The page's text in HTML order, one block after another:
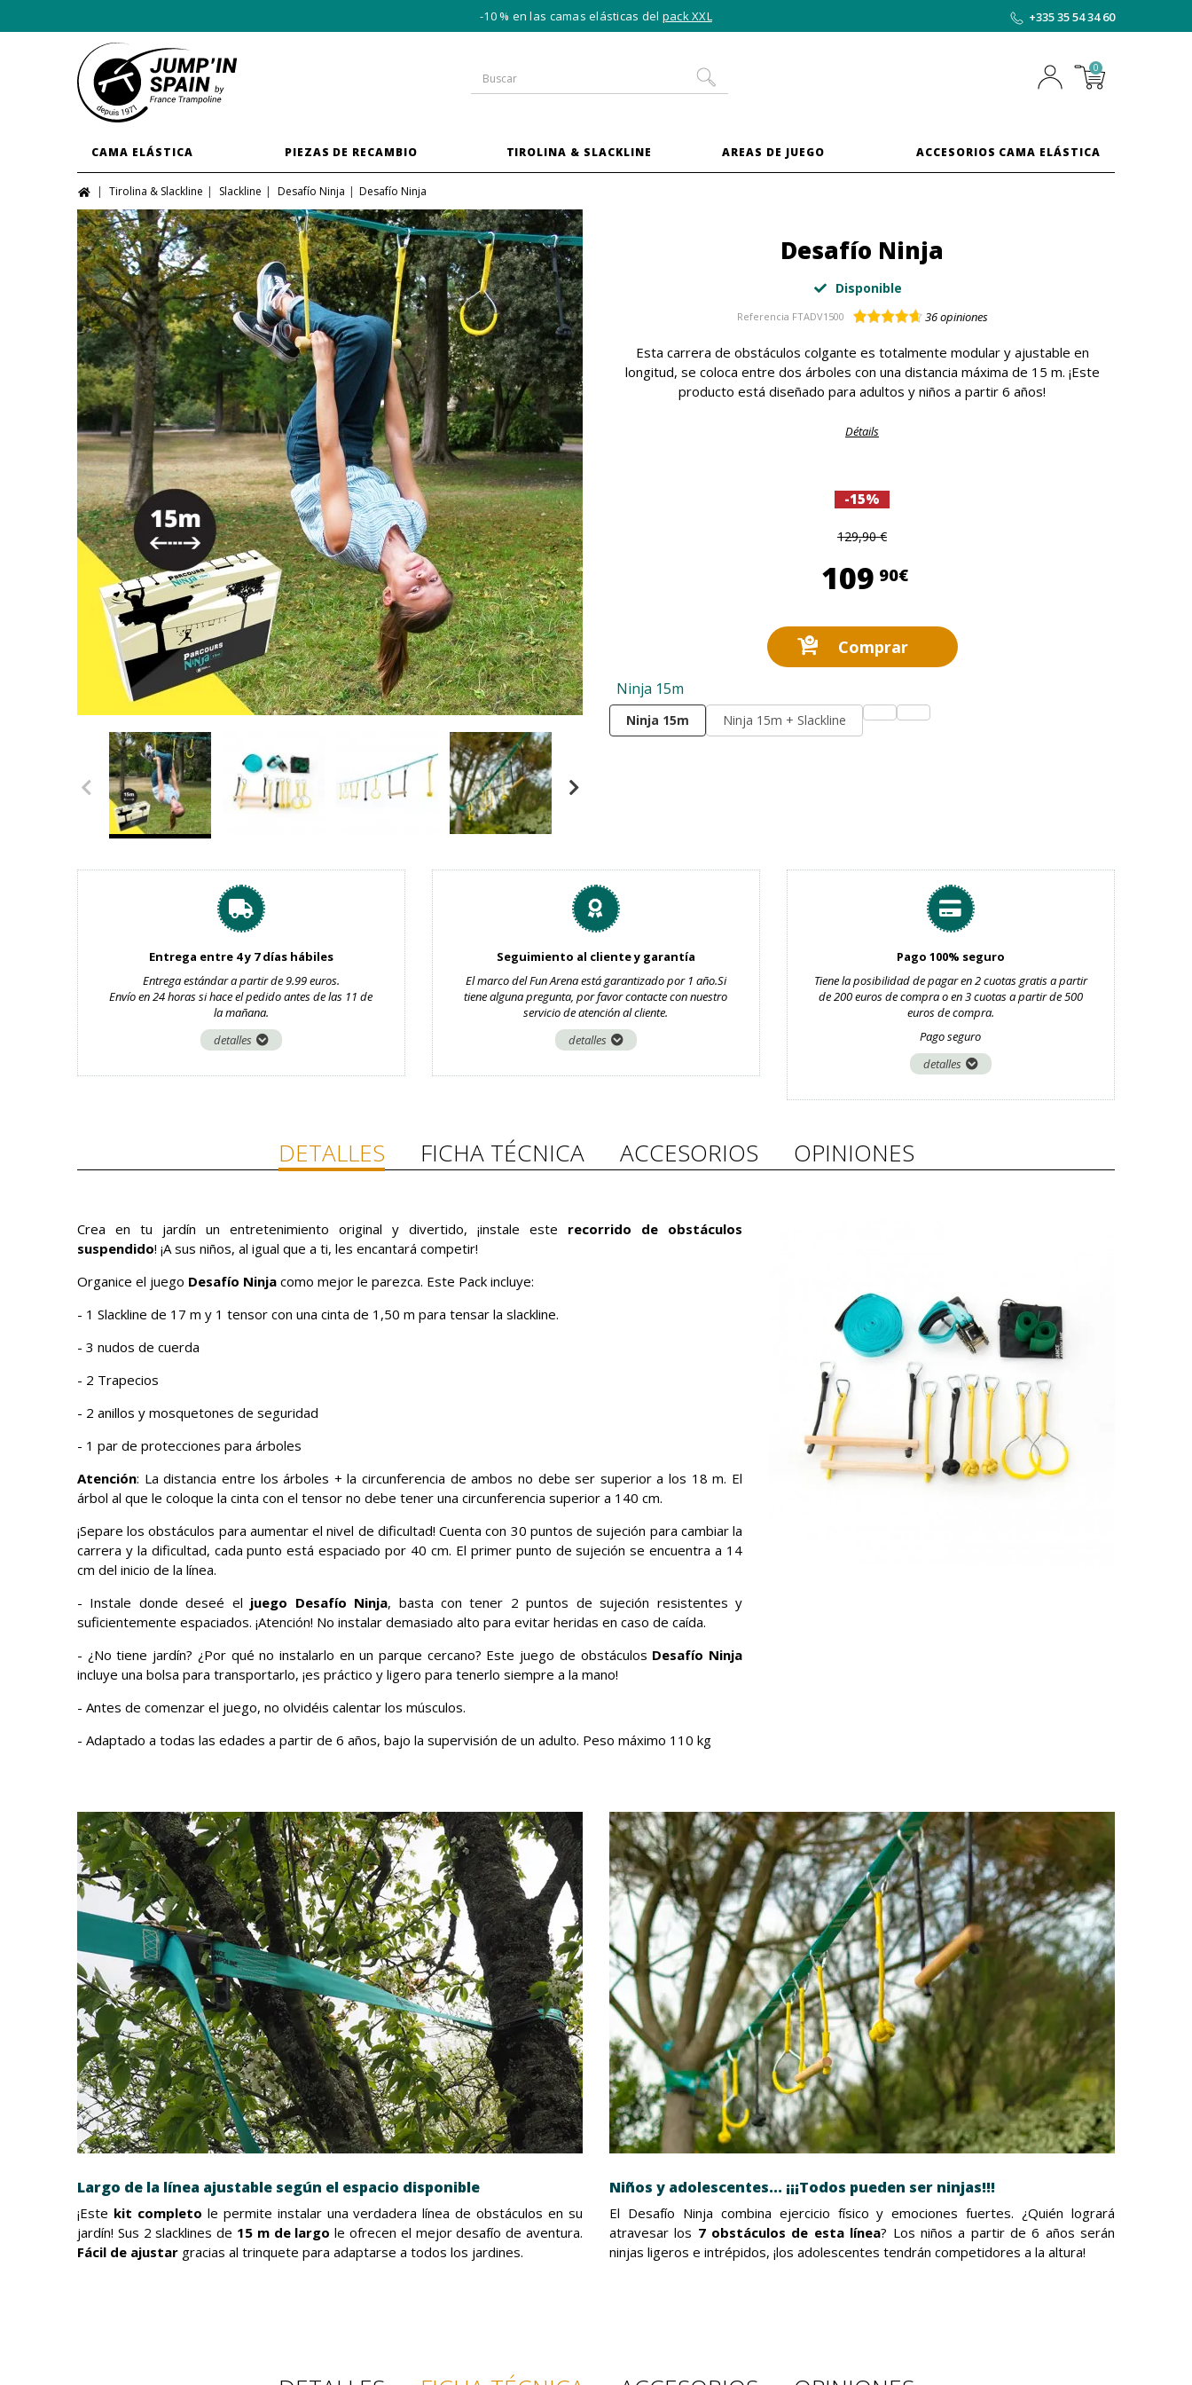
-10 % en las camas elásticas del pack XXL +335 35 54 34 60
0
CAMA ELÁSTICA PIEZAS DE RECAMBIO TIROLINA & SLACKLINE AREAS DE JUEGO ACCESORIOS CAMA ELÁSTICA
Tirolina & Slackline Slackline Desafío Ninja Desafío Ninja
Desafío Ninja
Disponible
Referencia FTADV1500 36opiniones
Esta carrera de obstáculos colgante es totalmente modular y ajustable en
longitud, se coloca entre dos árboles con una distancia máxima de 15 m. ¡Este
producto está diseñado para adultos y niños a partir 6 años!
Détails
-15%
129,90 €
109 90€109,90 €
Comprar
Ninja 15m
Ninja 15m Ninja 15m + Slackline
Entrega entre 4 y 7 días hábiles
Entrega estándar a partir de 9.99 euros.
Envío en 24 horas si hace el pedido antes de las 11 de
la mañana.
detalles
Seguimiento al cliente y garantía
El marco del Fun Arena está garantizado por 1 año.Si
tiene alguna pregunta, por favor contacte con nuestro
servicio de atención al cliente.
detalles
Pago 100% seguro
Tiene la posibilidad de pagar en 2 cuotas gratis a partir
de 200 euros de compra o en 3 cuotas a partir de 500
euros de compra.
Pago seguro
detalles
DETALLES FICHA TÉCNICA ACCESORIOS OPINIONES
Crea en tu jardín un entretenimiento original y divertido, ¡instale este recorrido de obstáculos
suspendido! ¡A sus niños, al igual que a ti, les encantará competir!
Organice el juego Desafío Ninja como mejor le parezca. Este Pack incluye:
- 1 Slackline de 17 m y 1 tensor con una cinta de 1,50 m para tensar la slackline.
- 3 nudos de cuerda
- 2 Trapecios
- 2 anillos y mosquetones de seguridad
- 1 par de protecciones para árboles
Atención: La distancia entre los árboles + la circunferencia de ambos no debe ser superior a los 18 m. El
árbol al que le coloque la cinta con el tensor no debe tener una circunferencia superior a 140 cm.
¡Separe los obstáculos para aumentar el nivel de dificultad! Cuenta con 30 puntos de sujeción para cambiar la
carrera y la dificultad, cada punto está espaciado por 40 cm. El primer punto de sujeción se encuentra a 14
cm del inicio de la línea.
- Instale donde deseé el juego Desafío Ninja, basta con tener 2 puntos de sujeción resistentes y
suficientemente espaciados. ¡Atención! No instalar demasiado alto para evitar heridas en caso de caída.
- ¿No tiene jardín? ¿Por qué no instalarlo en un parque cercano? Este juego de obstáculos Desafío Ninja
incluye una bolsa para transportarlo, ¡es práctico y ligero para tenerlo siempre a la mano!
- Antes de comenzar el juego, no olvidéis calentar los músculos.
- Adaptado a todas las edades a partir de 6 años, bajo la supervisión de un adulto. Peso máximo 110 kg
Largo de la línea ajustable según el espacio disponible
¡Este kit completo le permite instalar una verdadera línea de obstáculos en su
jardín! Sus 2 slacklines de 15 m de largo le ofrecen el mejor desafío de aventura.
Fácil de ajustar gracias al trinquete para adaptarse a todos los jardines.
Niños y adolescentes... ¡¡¡Todos pueden ser ninjas!!!
El Desafío Ninja combina ejercicio físico y emociones fuertes. ¿Quién logrará
atravesar los 7 obstáculos de esta línea? Los niños a partir de 6 años serán
ninjas ligeros e intrépidos, ¡los adolescentes tendrán competidores a la altura!